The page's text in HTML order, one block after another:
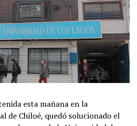
esta mañana en la
de Chiloé, quedó solucionado el